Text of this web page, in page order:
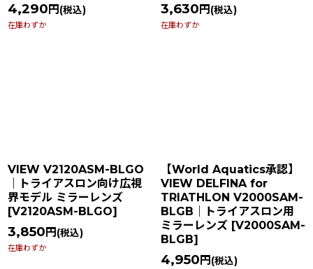
4,290 円 (税込)
在庫わずか
3,630 円 (税込)
在庫わずか
VIEW V2120ASM-BLGO
｜トライアスロン向け広視
界モデル ミラーレンズ
[V2120ASM-BLGO]
3,850 円 (税込)
在庫わずか
【World Aquatics承認】
VIEW DELFINA for
TRIATHLON V2000SAM-
BLGB｜トライアスロン用
ミラーレンズ [V2000SAM-
BLGB]
4,950 円 (税込)